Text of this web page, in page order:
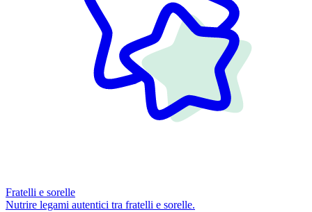
Fratelli e sorelle
Nutrire legami autentici tra fratelli e sorelle.